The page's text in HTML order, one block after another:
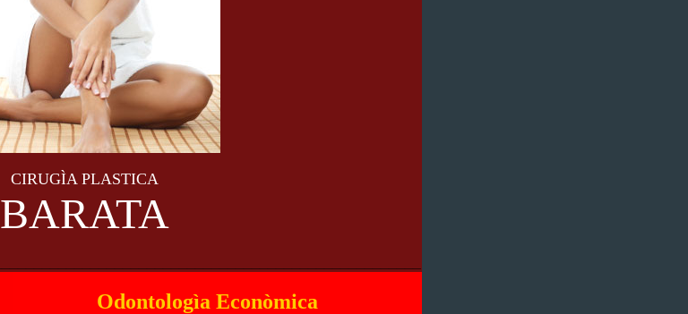
CIRUGÌA PLASTICA
BARATA
Odontologìa Econòmica